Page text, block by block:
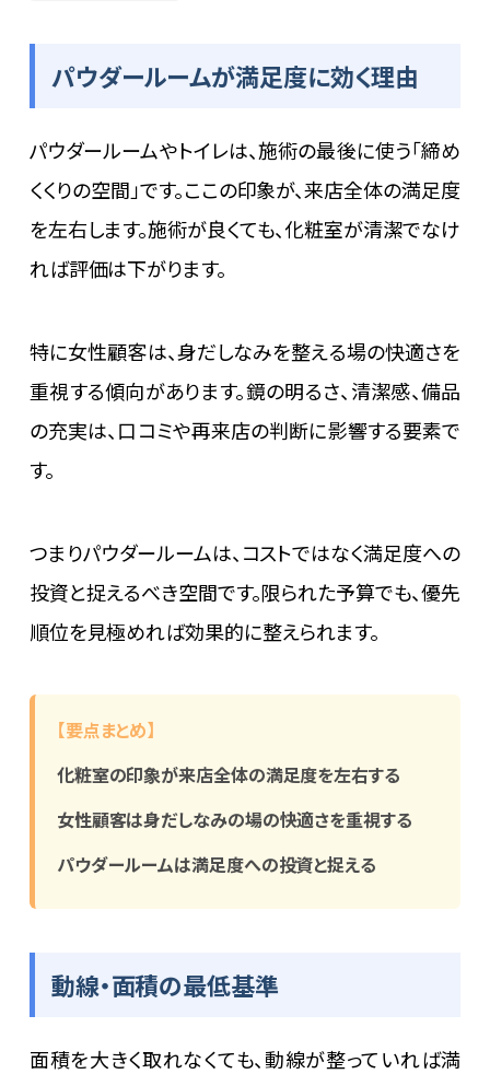
パウダールームが満足度に効く理由
パウダールームやトイレは、施術の最後に使う「締め
くくりの空間」です。ここの印象が、来店全体の満足度
を左右します。施術が良くても、化粧室が清潔でなけ
れば評価は下がります。
特に女性顧客は、身だしなみを整える場の快適さを
重視する傾向があります。鏡の明るさ、清潔感、備品
の充実は、口コミや再来店の判断に影響する要素で
す。
つまりパウダールームは、コストではなく満足度への
投資と捉えるべき空間です。限られた予算でも、優先
順位を見極めれば効果的に整えられます。
【要点まとめ】
化粧室の印象が来店全体の満足度を左右する
女性顧客は身だしなみの場の快適さを重視する
パウダールームは満足度への投資と捉える
動線・面積の最低基準
面積を大きく取れなくても、動線が整っていれば満